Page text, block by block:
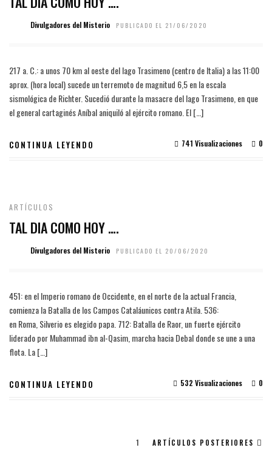
Divulgadores del Misterio PUBLICADO EL 21/06/2020
217 a. C.: a unos 70 km al oeste del lago Trasimeno (centro de Italia) a las 11:00
aprox. (hora local) sucede un terremoto de magnitud 6,5 en la escala
sismológica de Richter. Sucedió durante la masacre del lago Trasimeno, en que
el general cartaginés Aníbal aniquiló al ejército romano. El […]
CONTINUA LEYENDO 0
741 Visualizaciones
ARTÍCULOS
TAL DIA COMO HOY ….
Divulgadores del Misterio PUBLICADO EL 20/06/2020
451: en el Imperio romano de Occidente, en el norte de la actual Francia,
comienza la Batalla de los Campos Cataláunicos contra Atila. 536:
en Roma, Silverio es elegido papa. 712: Batalla de Raor, un fuerte ejército
liderado por Muhammad ibn al-Qasim, marcha hacia Debal donde se une a una
flota. La […]
CONTINUA LEYENDO 0
532 Visualizaciones
1 ARTÍCULOS POSTERIORES